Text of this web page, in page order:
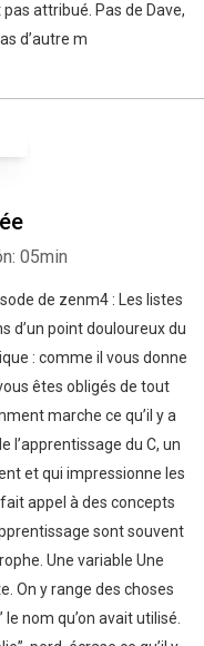
pas attribué. Pas de Dave,
d’autre m
05min
de zenm4 : Les listes
d’un point douloureux du
: comme il vous donne
êtes obligés de tout
marche ce qu’il y a
l’apprentissage du C, un
et qui impressionne les
appel à des concepts
sont souvent
Une variable Une
On y range des choses
nom qu’on avait utilisé.